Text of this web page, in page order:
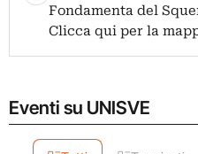
Fondamenta del
Clicca qui per la
Eventi su UNISVE